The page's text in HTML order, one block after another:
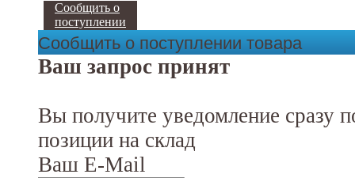
Сообщить о
поступлении
Сообщить о поступлении товара
Ваш запрос принят
Вы получите уведомление сразу
позиции на склад
Ваш E-Mail